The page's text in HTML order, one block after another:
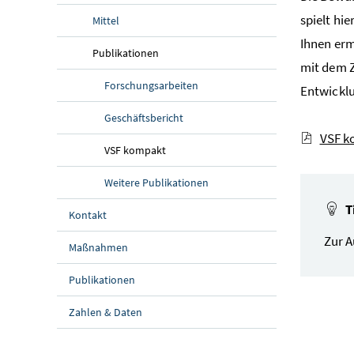
Mittel
Publikationen
Forschungsarbeiten
Geschäftsbericht
VSF kompakt
Weitere Publikationen
Kontakt
Maßnahmen
Publikationen
Zahlen & Daten
spielt
Ihnen
mit dem
VSF
Zur